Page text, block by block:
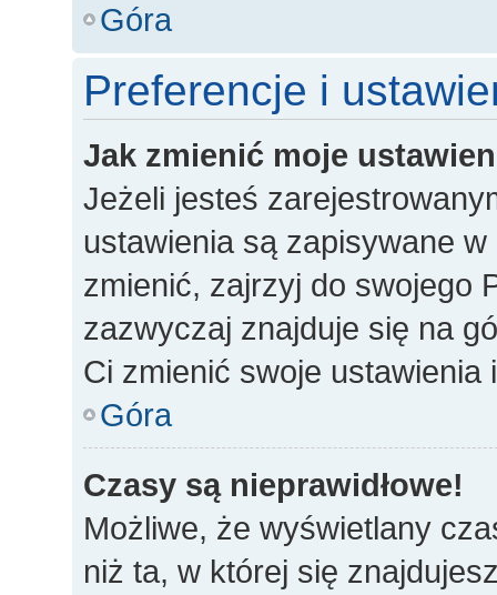
Góra
Preferencje i
Jak zmienić moje
Jeżeli jesteś
ustawienia są zapisywane
zmienić, zajrzyj do swojego
zazwyczaj znajduje się na
Ci zmienić swoje ustawienia
Góra
Czasy są nieprawidłowe!
Możliwe, że wyświetlany
niż ta, w której się